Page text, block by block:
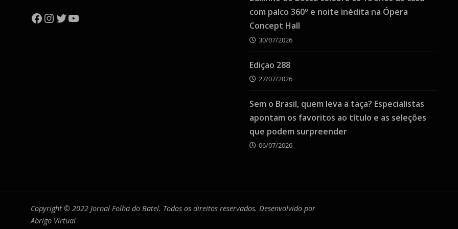
Facebook
Instagram
Twitter
YouTube
com palco 360º e noite inédita na Ópera
Concept Hall
30/07/2026
Ediçao 288
27/07/2026
Sem o Brasil, quem leva a taça? Especialistas
apontam os favoritos ao título e as seleções
que podem surpreender
06/07/2026
Copyright © 2022 Jornal Folha do Batel. Todos os direitos reservados. Desenvolvido por
Abrigo Virtual